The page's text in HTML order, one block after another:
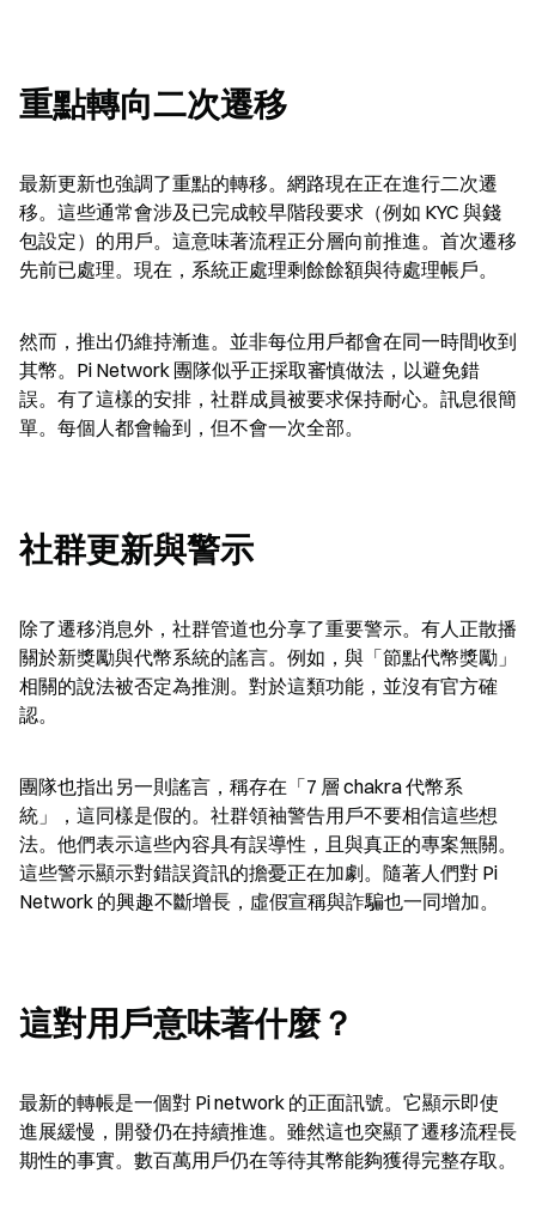
重點轉向二次遷移
最新更新也強調了重點的轉移。網路現在正在進行二次遷
移。這些通常會涉及已完成較早階段要求（例如 KYC 與錢
包設定）的用戶。這意味著流程正分層向前推進。首次遷移
先前已處理。現在，系統正處理剩餘餘額與待處理帳戶。
然而，推出仍維持漸進。並非每位用戶都會在同一時間收到
其幣。Pi Network 團隊似乎正採取審慎做法，以避免錯
誤。有了這樣的安排，社群成員被要求保持耐心。訊息很簡
單。每個人都會輪到，但不會一次全部。
社群更新與警示
除了遷移消息外，社群管道也分享了重要警示。有人正散播
關於新獎勵與代幣系統的謠言。例如，與「節點代幣獎勵」
相關的說法被否定為推測。對於這類功能，並沒有官方確
認。
團隊也指出另一則謠言，稱存在「7 層 chakra 代幣系
統」，這同樣是假的。社群領袖警告用戶不要相信這些想
法。他們表示這些內容具有誤導性，且與真正的專案無關。
這些警示顯示對錯誤資訊的擔憂正在加劇。隨著人們對 Pi
Network 的興趣不斷增長，虛假宣稱與詐騙也一同增加。
這對用戶意味著什麼？
最新的轉帳是一個對 Pi network 的正面訊號。它顯示即使
進展緩慢，開發仍在持續推進。雖然這也突顯了遷移流程長
期性的事實。數百萬用戶仍在等待其幣能夠獲得完整存取。